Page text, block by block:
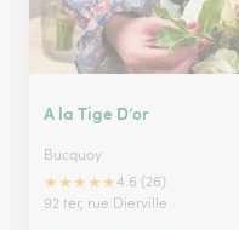
A la Tige D’or
Bucquoy
★★★★★4.6 (26)
92 ter, rue Dierville